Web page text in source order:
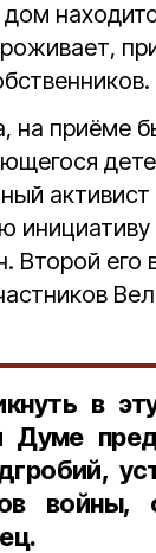
на приёме
Второй его
в
Думе
войны,